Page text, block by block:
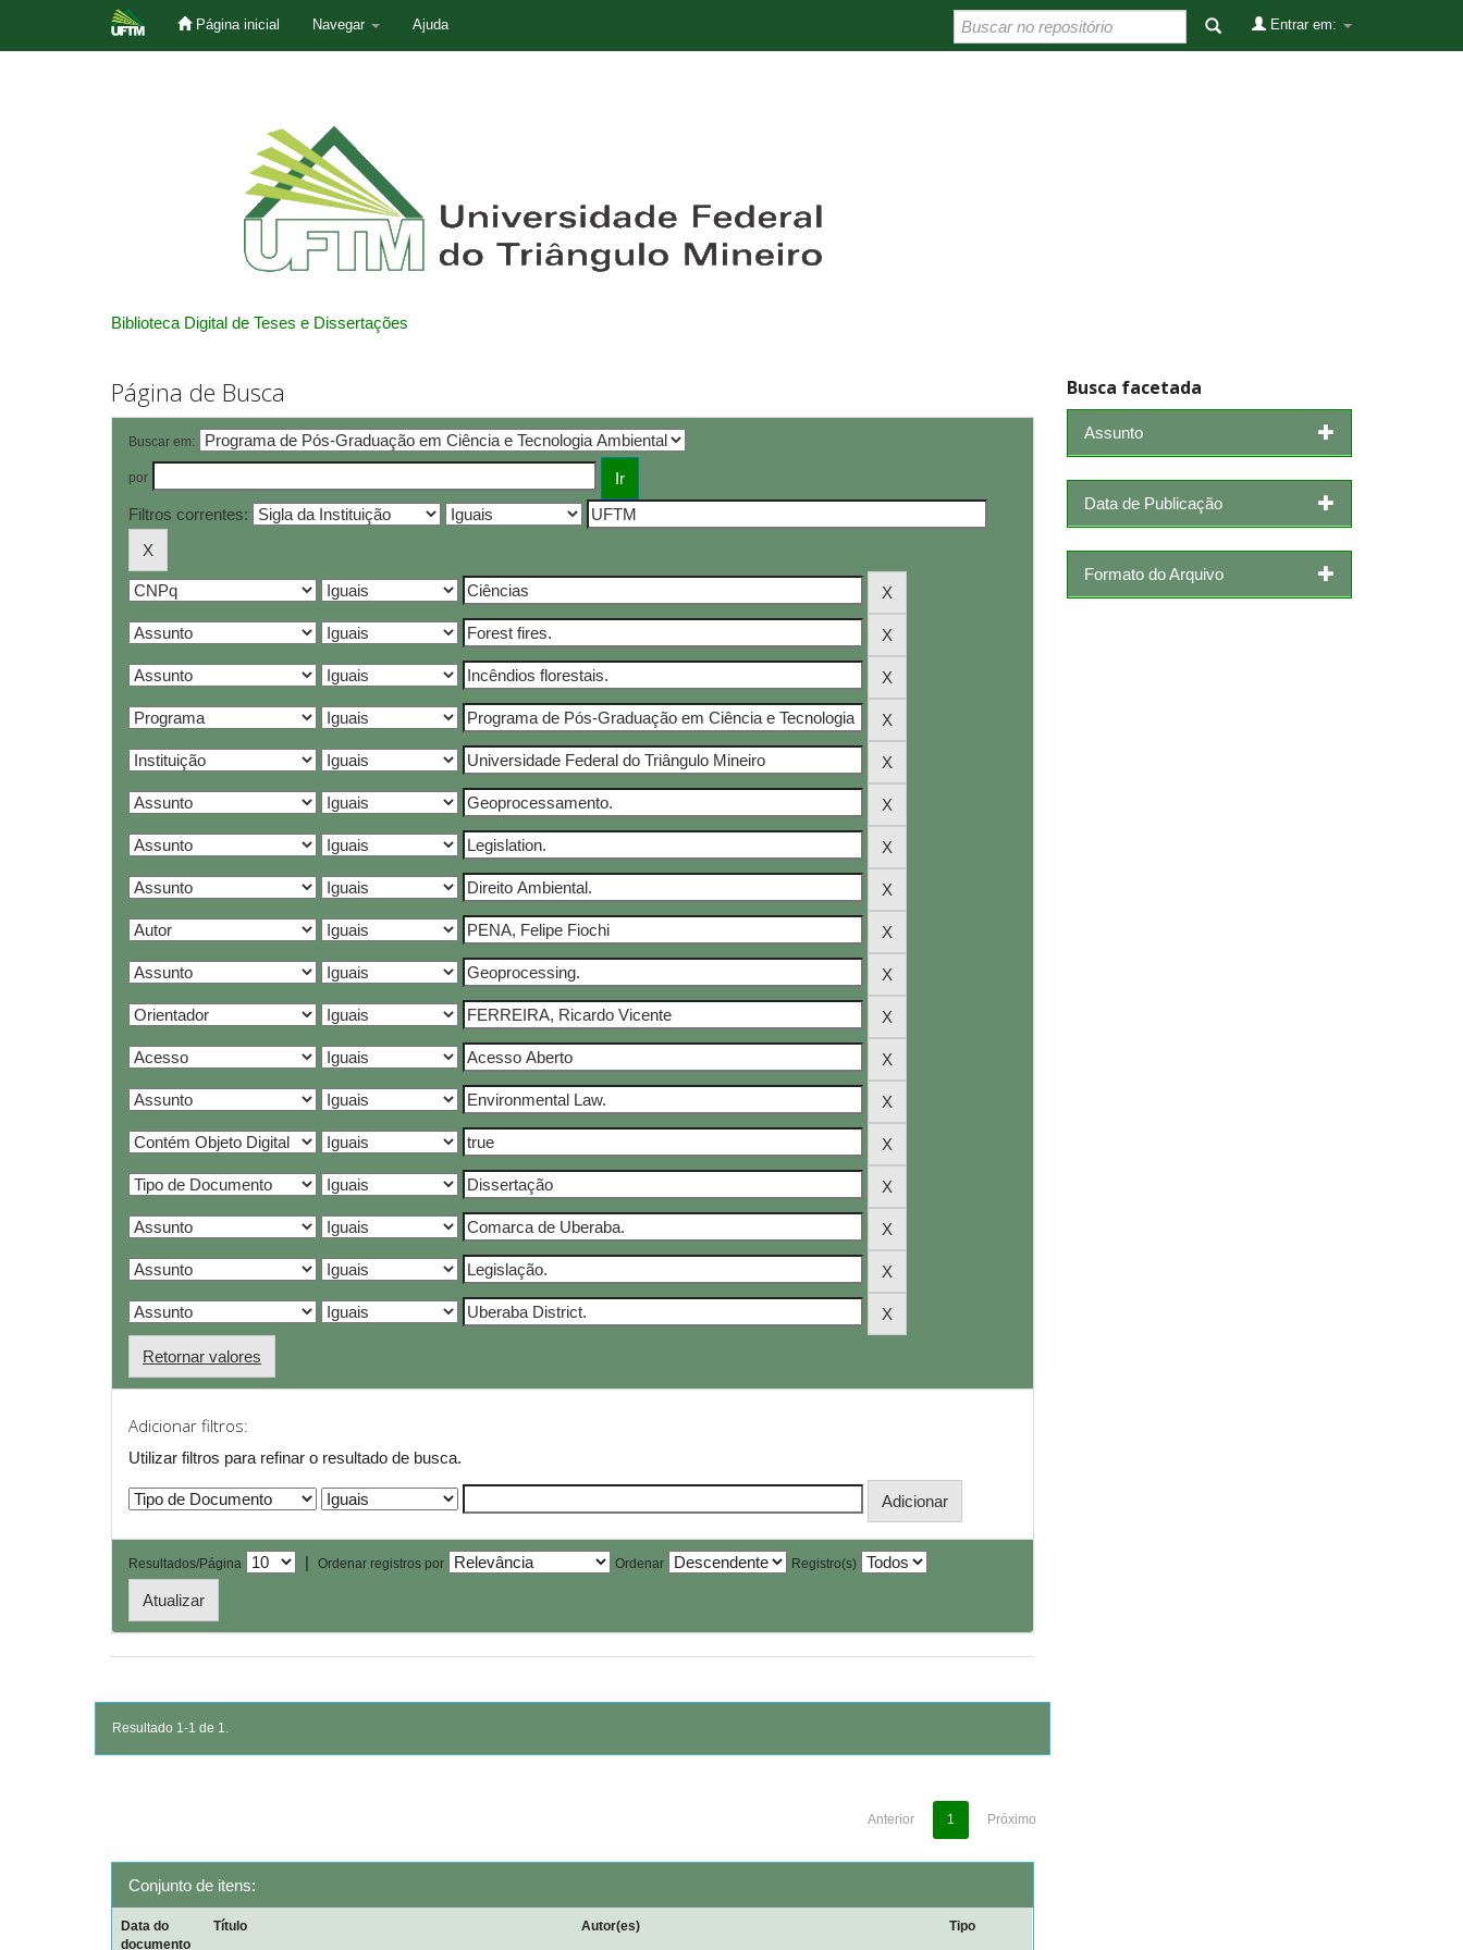
Página inicial Navegar Ajuda Entrar em:
Biblioteca Digital de Teses e Dissertações
Página de Busca
Buscar em:
por
Filtros correntes:
Retornar valores
Adicionar filtros:
Utilizar filtros para refinar o resultado de busca.
Resultados/Página | Ordenar registros por Ordenar Registro(s)
Resultado 1-1 de 1.
Anterior 1 Próximo
Conjunto de itens:
Data do
documento
Título Autor(es) Tipo
Busca facetada
Assunto
Data de Publicação
Formato do Arquivo